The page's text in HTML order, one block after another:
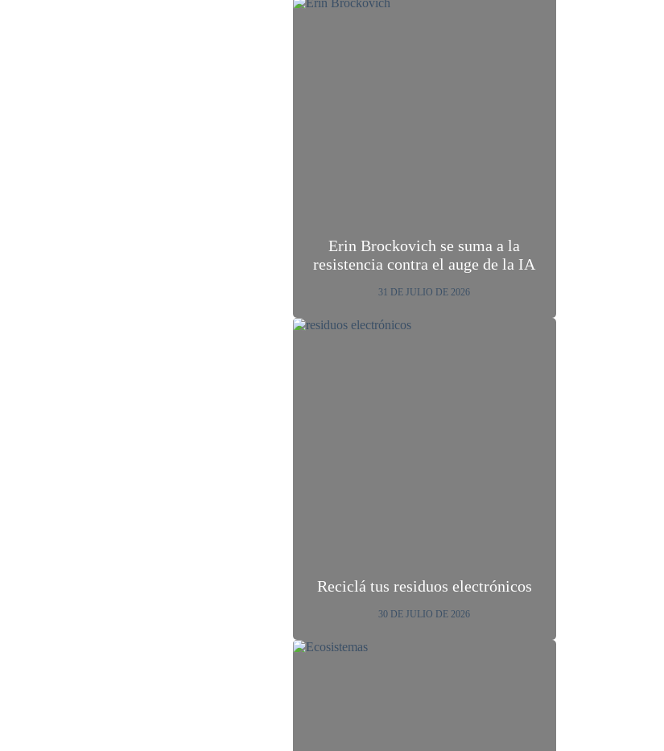
Erin Brockovich se suma a la
resistencia contra el auge de la IA
31 DE JULIO DE 2026
Reciclá tus residuos electrónicos
30 DE JULIO DE 2026